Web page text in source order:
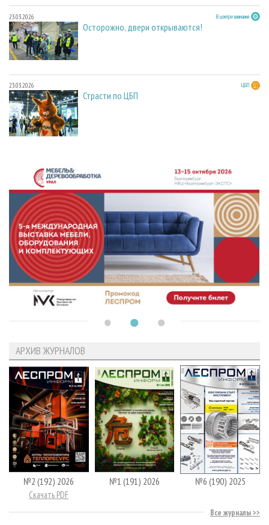
23.03.2026 В центре внимания
Осторожно, двери открываются!
23.03.2026 ЦБП
Страсти по ЦБП
АРХИВ ЖУРНАЛОВ
№2 (192) 2026
Скачать PDF
№1 (191) 2026 №6 (190) 2025
Все журналы